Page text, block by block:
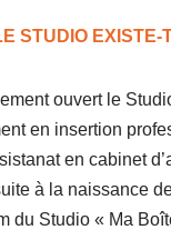
STUDIO EXISTE-
ouvert le
en insertion
en cabinet
à la naissance
du Studio « Ma